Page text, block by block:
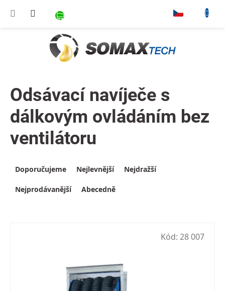
NÁKUPNÍ KOŠÍK
Odsávací navíječe s
dálkovým ovládáním bez
ventilátoru
Výpis produktů
Řazení produktů
Doporučujeme Nejlevnější Nejdražší
Nejprodávanější Abecedně
Kód: 28 007